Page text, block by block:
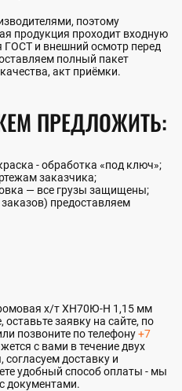
поэтому
продукция проходит входную
ГОСТ и внешний осмотр перед
полный пакет
акт приёмки.
ПРЕДЛОЖИТЬ:
- обработка «под ключ»;
заказчика;
— все грузы защищены;
предоставляем
х/т ХН70Ю-Н 1,15 мм
заявку на сайте, по
позвоните по телефону+7
с вами в течение двух
доставку и
удобный способ оплаты - мы
документами.